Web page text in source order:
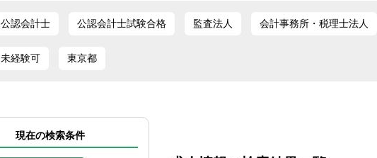
ご利用の流れ 転職成功事例
2回目以降の転職の方へ 未経験分野への転職
試験合格後の流れ 監査法人
USCPA（米国公認会計士）
会計事務所・税理士法人
公認会計士 公認会計士試験合格 監査法人 会計事務所・税理士法人
未経験可 東京都
現在の検索条件